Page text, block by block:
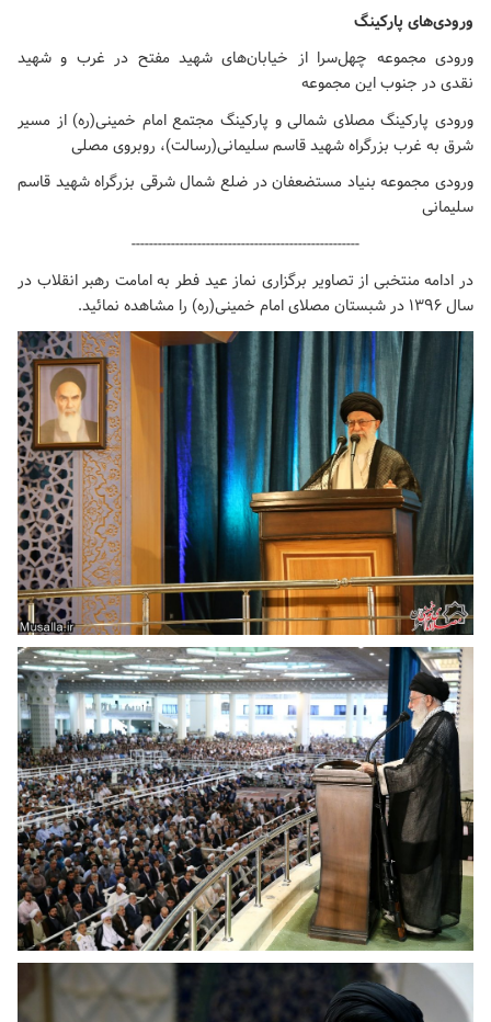
ورودی‌های پارکینگ
ورودی مجموعه چهل‌سرا از خیابان‌های شهید مفتح در غرب و شهید
نقدی در جنوب این مجموعه
ورودی پارکینگ مصلای شمالی و پارکینگ مجتمع امام خمینی(ره) از مسیر
شرق به غرب بزرگراه شهید قاسم سلیمانی(رسالت)، روبروی مصلی
ورودی مجموعه بنیاد مستضعفان در ضلع شمال شرقی بزرگراه شهید قاسم
سلیمانی
----------------------------------------------------
در ادامه منتخبی از تصاویر برگزاری نماز عید فطر به امامت رهبر انقلاب در
سال ۱۳۹۶ در شبستان
مصلای امام خمینی(ره) را مشاهده نمائید.